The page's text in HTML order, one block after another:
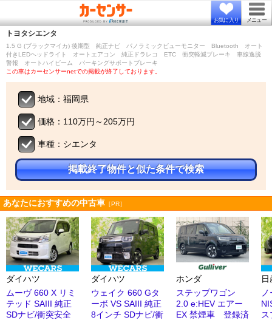
お気に入り メニュー
トヨタシエンタ
1.5 G (ブラックマイカ) 後期型 純正ナビ パノラミックビューモニター Bluetooth オート
付きLEDヘッドライト オートエアコン 純正ドラレコ ETC 衝突軽減ブレーキ 車線逸脱
警報 オートハイビーム パーキングサポートブレーキ
この車はカーセンサーnetでの掲載が終了しております。
地域：福岡県
価格：110万円～205万円
車種：シエンタ
掲載終了物件と似た条件で検索
あなたにおすすめの中古車 ［PR］
ダイハツ
ムーヴ 660 X リミ
テッド SAIII 純正
SDナビ/衝突安全
ダイハツ
ウェイク 660 Gタ
ーボ VS SAIII 純正
8インチ SDナビ/衝
ホンダ
ステップワゴン
2.0 e:HEV エアー
EX 禁煙車 登録済
日